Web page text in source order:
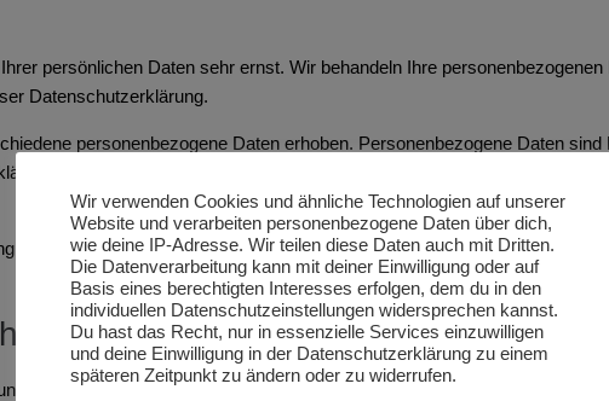
persönlichen Daten sehr ernst. Wir behandeln Ihre
Datenschutzerklärung.
personenbezogene Daten erhoben. Personenbezogene Daten
erläutert, welche Daten wir erheben und wofür wir sie nutzen. Sie
im Internet (z. B. bei der Kommunikation per E-Mail) Sicherheitslücken
Stelle
auf dieser Website ist:
Wir verwenden Cookies und ähnliche Technologien auf unserer
Website und verarbeiten personenbezogene Daten über dich,
wie deine IP-Adresse. Wir teilen diese Daten auch mit Dritten.
Die Datenverarbeitung kann mit deiner Einwilligung oder auf
Basis eines berechtigten Interesses erfolgen, dem du in den
individuellen Datenschutzeinstellungen widersprechen kannst.
Du hast das Recht, nur in essenzielle Services einzuwilligen
und deine Einwilligung in der Datenschutzerklärung zu einem
späteren Zeitpunkt zu ändern oder zu widerrufen.